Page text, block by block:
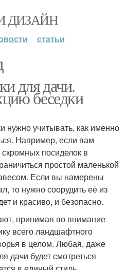
ДИЗАЙН
статьи
для дачи.
беседки
нужно учитывать, как именно
Например, если вам
посиделок в
простой маленькой
Если вы намерены
то нужно соорудить её из
и красиво, и безопасно.
принимая во внимание
всего ландшафтного
в целом. Любая, даже
дачи будет смотреться